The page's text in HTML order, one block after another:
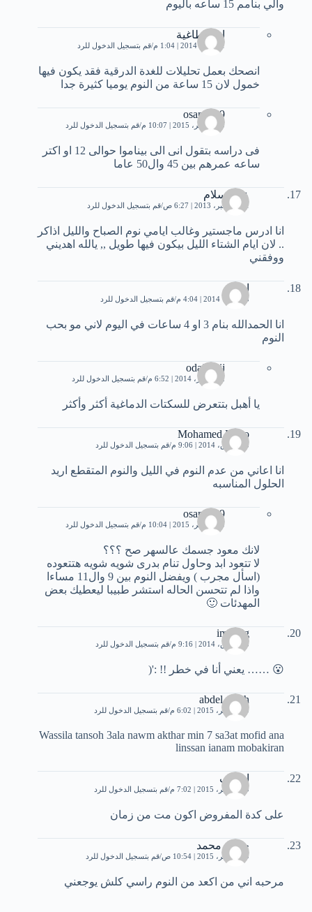
والي بنامم 15 ساعه باليوم
انثى طاغية
11 يناير، 2014 | 1:04 م قم بتسجيل الدخول للرد
انصحك بعمل تحليلات للغدة الدرقية فقد يكون فيها
خمول لان 15 ساعة من النوم يوميا كثيرة جدا
osama 99
10 نوفمبر، 2015 | 10:07 م قم بتسجيل الدخول للرد
فى دراسه بتقول انى الى بيناموا حوالى 12 او اكتر
ساعه عمرهم بين 45 وال50 عاما
عبدالسلام
11 ديسمبر، 2013 | 6:27 ص قم بتسجيل الدخول للرد
انا ادرس ماجستير وغالب ايامي نوم الصباح والليل اذاكر
.. لان ايام الشتاء الليل بيكون فيها طويل ,, يالله اهديني
ووفقني
ادم
3 فبراير، 2014 | 4:04 م قم بتسجيل الدخول للرد
انا الحمدالله بنام 3 او 4 ساعات في اليوم لاني مو بحب
النوم
odai fraij
12 فبراير، 2014 | 6:52 م قم بتسجيل الدخول للرد
يا أهبل بتتعرض للسكتات الدماغية أكثر وأكثر
Mohamed Hago
25 مارس، 2014 | 9:06 م قم بتسجيل الدخول للرد
انا اعاني من عدم النوم في الليل والنوم المتقطع اريد
الحلول المناسبه
osama 99
10 نوفمبر، 2015 | 10:04 م قم بتسجيل الدخول للرد
لانك معود جسمك عالسهر صح ؟؟؟
لا تتعود ابد وحاول تنام بدرى شويه شويه هتتعوده
(اسأل مجرب ) ويفضل النوم بين 9 وال11 مساءا
واذا لم تتحسن الحاله استشر طبيبا ليعطيك بعض
المهدئات 🙂
imy alg
25 مارس، 2014 | 9:16 م قم بتسجيل الدخول للرد
😮 …… يعني أنا في خطر !! :'(
abdel Allah
10 نوفمبر، 2015 | 6:02 م قم بتسجيل الدخول للرد
Wassila tansoh 3ala nawm akthar min 7 sa3at mofid ana
linssan ianam mobakiran
اشرف
10 نوفمبر، 2015 | 7:02 م قم بتسجيل الدخول للرد
على كدة المفروض اكون مت من زمان
حسن محمد
19 نوفمبر، 2015 | 10:54 ص قم بتسجيل الدخول للرد
مرحبه اني من اكعد من النوم راسي كلش يوجعني